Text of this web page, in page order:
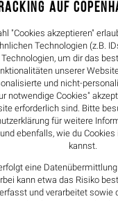
AUF
"Cookies akzeptieren"
Technologien (z.B.
um dir das
unserer
und nicht-
notwendige Cookies"
erforderlich sind. Bitte
für weitere
ebenfalls, wie du
kannst.
eine
kann etwa das Risiko
und verarbeitet sowie